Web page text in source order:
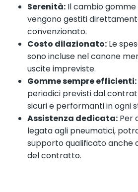
Serenità: Il cambio
vengono gestiti
convenzionato.
Costo dilazionato: Le
sono incluse nel canone
uscite impreviste.
Gomme sempre efficienti:
periodici previsti dal
sicuri e performanti in ogni
Assistenza dedicata: Per
legata agli pneumatici,
supporto qualificato anche
del contratto.